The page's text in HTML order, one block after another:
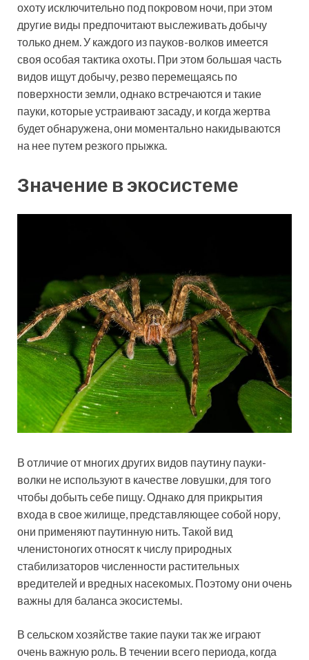
охоту исключительно под покровом ночи, при этом
другие виды предпочитают выслеживать добычу
только днем. У каждого из пауков-волков имеется
своя особая тактика охоты. При этом большая часть
видов ищут добычу, резво перемещаясь по
поверхности земли, однако встречаются и такие
пауки, которые устраивают засаду, и когда жертва
будет обнаружена, они моментально накидываются
на нее путем резкого прыжка.
Значение в экосистеме
В отличие от многих других видов паутину пауки-
волки не используют в качестве ловушки, для того
чтобы добыть себе пищу. Однако для прикрытия
входа в свое жилище, представляющее собой нору,
они применяют паутинную нить. Такой вид
членистоногих относят к числу природных
стабилизаторов численности растительных
вредителей и вредных насекомых. Поэтому они очень
важны для баланса экосистемы.
В сельском хозяйстве такие пауки так же играют
очень важную роль. В течении всего периода, когда